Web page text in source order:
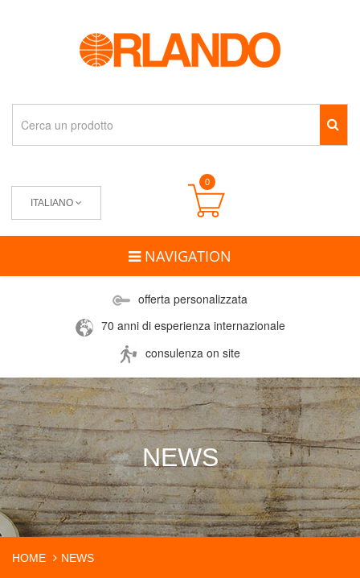
ITALIANO
0
NAVIGATION
offerta personalizzata
70 anni di esperienza internazionale
consulenza on site
NEWS
HOME NEWS